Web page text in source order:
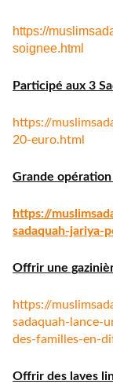
https://
soignee.html
Participé aux 3
https://
20-euro.html
Grande opération
https://
sadaquah-jariya-
Offrir une
https://
sadaquah-lance-
des-familles-en-
Offrir des laves